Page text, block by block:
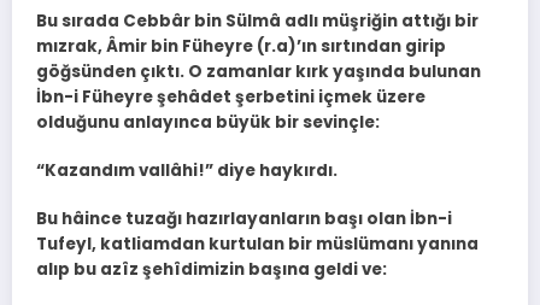
Bu sırada Cebbâr bin Sülmâ adlı müşriğin attığı bir
mızrak, Âmir bin Füheyre (r.a)’ın sırtından girip
göğsünden çıktı. O zamanlar kırk yaşında bulunan
İbn-i Füheyre şehâdet şerbetini içmek üzere
olduğunu anlayınca büyük bir sevinçle:
“Kazandım vallâhi!” diye haykırdı.
Bu hâince tuzağı hazırlayanların başı olan İbn-i
Tufeyl, katliamdan kurtulan bir müslümanı yanına
alıp bu azîz şehîdimizin başına geldi ve: